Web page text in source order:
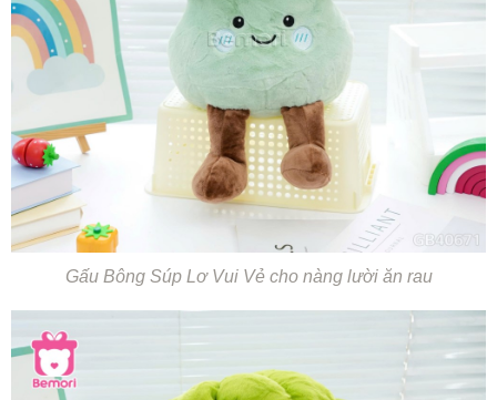
Gấu Bông Súp Lơ Vui Vẻ cho nàng lười ăn rau